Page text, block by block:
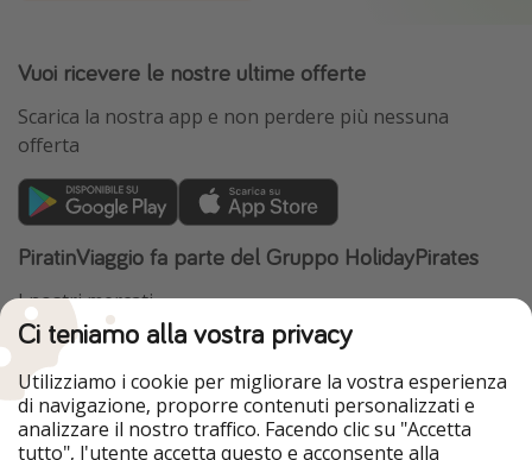
Vuoi ricevere le nostre ultime offerte
Scarica la nostra app e non perdere più nessuna
offerta
PiratinViaggio fa parte del Gruppo HolidayPirates
I nostri mercati
HolidayPirates
VakantiePiraten
WakacyjniPiraci
Ferienpiraten
Urlaubspiraten
Urlaubspiraten
ViajerosPiratas
TravelPirates
Ci teniamo alla vostra privacy
Utilizziamo i cookie per migliorare la vostra esperienza
di navigazione, proporre contenuti personalizzati e
analizzare il nostro traffico. Facendo clic su "Accetta
tutto", l'utente accetta questo e acconsente alla